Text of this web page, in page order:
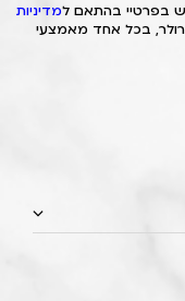
בפרטיי בהתאם למדיניות
בכל אחד מאמצעי